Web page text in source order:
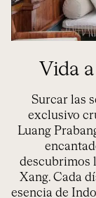
Vida
Surcar las
exclusivo
Luang
descubrimos
Xang. Cada
esencia de